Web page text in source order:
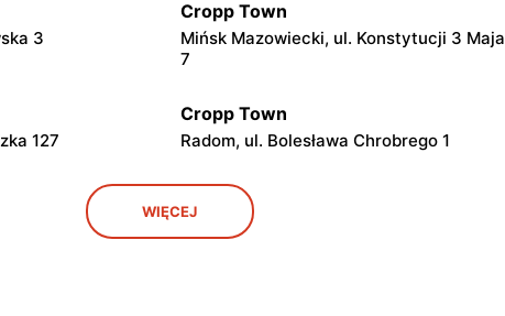
3
Cropp Town
Mińsk Mazowiecki, ul. Konstytucji 3 Maja
7
127
Cropp Town
Radom, ul. Bolesława Chrobrego 1
Kwiatkowskiego 3
Cropp Town
Ostrołęka, ul. Generała Armii Aleksandra
Gorbatowa 28
WIĘCEJ